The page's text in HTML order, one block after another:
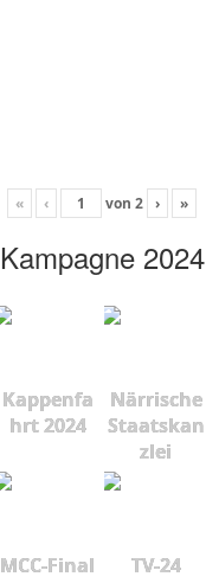
« ‹ von 2 › »
Kampagne 2024
Kappenfa
hrt 2024
Närrische
Staatskan
zlei
MCC-Final
TV-24